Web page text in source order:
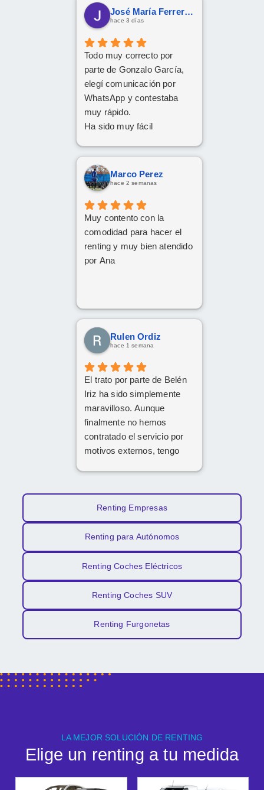
mi familia
De tener el coche deseado.
cordial
Da gusto comunicarse con
personas asi.
José María Ferreras Prieto
hace 3 días
Todo muy correcto por
parte de Gonzalo García,
elegí comunicación por
WhatsApp y contestaba
muy rápido.
Ha sido muy fácil
Marco Perez
hace 2 semanas
Muy contento con la
comodidad para hacer el
renting y muy bien atendido
por Ana
Rulen Ordiz
hace 1 semana
El trato por parte de Belén
Iriz ha sido simplemente
maravilloso. Aunque
finalmente no hemos
contratado el servicio por
motivos externos, tengo
a ponerme en sus manos
sin dudarlo. Da gusto
encontrar profesionales tan
atentas, profesionales y
cercanas. ¡Muchísimas
gracias por todo!
Renting Empresas
Renting para Autónomos
Renting Coches Eléctricos
Renting Coches SUV
Renting Furgonetas
LA MEJOR SOLUCIÓN DE RENTING
Elige un renting a tu medida